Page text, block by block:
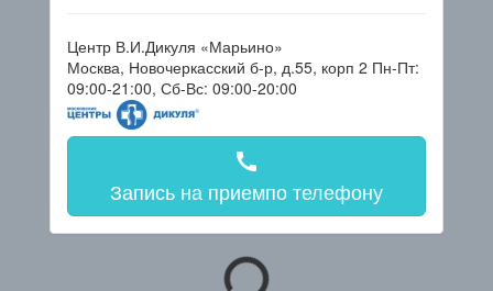
Центр В.И.Дикуля «Марьино»
Москва, Новочеркасский б-р, д.55, корп 2 Пн-Пт:
09:00-21:00, Сб-Вс: 09:00-20:00
call
Запись на приемпо телефону